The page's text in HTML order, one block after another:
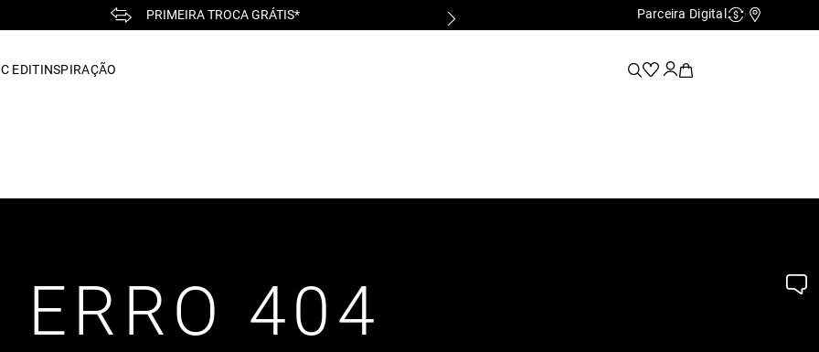
PRIMEIRA TROCA GRÁTIS* PARCELAMENTO EM ATÉ 10x SEM JUROS
Parceira Digital Cashback
EDITINSPIRAÇÃO
ERRO 404